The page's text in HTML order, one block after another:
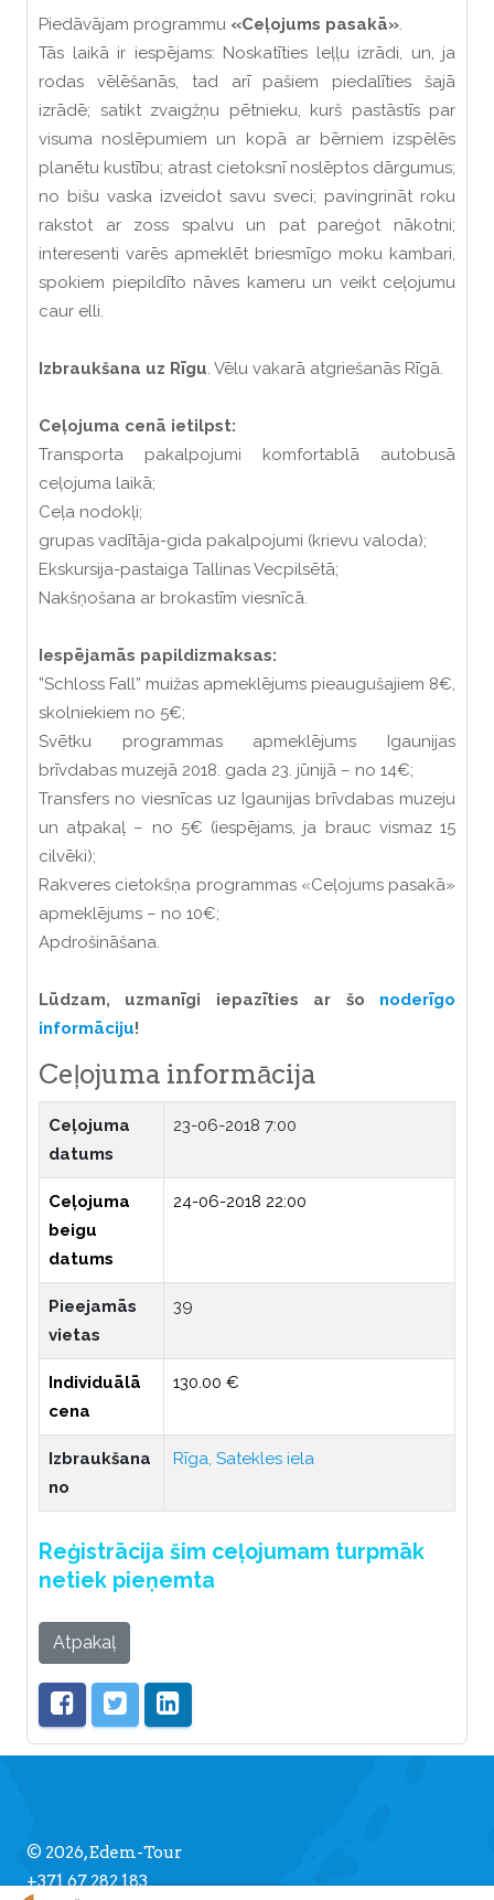
Piedāvājam programmu «Ceļojums pasakā».
Tās laikā ir iespējams: Noskatīties leļļu izrādi, un, ja
rodas vēlēšanās, tad arī pašiem piedalīties šajā
izrādē; satikt zvaigžņu pētnieku, kurš pastāstīs par
visuma noslēpumiem un kopā ar bērniem izspēlēs
planētu kustību; atrast cietoksnī noslēptos dārgumus;
no bišu vaska izveidot savu sveci; pavingrināt roku
rakstot ar zoss spalvu un pat pareģot nākotni;
interesenti varēs apmeklēt briesmīgo moku kambari,
spokiem piepildīto nāves kameru un veikt ceļojumu
caur elli.
Izbraukšana uz Rīgu. Vēlu vakarā atgriešanās Rīgā.
Ceļojuma cenā ietilpst:
Transporta pakalpojumi komfortablā autobusā
ceļojuma laikā;
Ceļa nodokļi;
grupas vadītāja-gida pakalpojumi (krievu valoda);
Ekskursija-pastaiga Tallinas Vecpilsētā;
Nakšņošana ar brokastīm viesnīcā.
Iespējamās papildizmaksas:
”Schloss Fall” muižas apmeklējums pieaugušajiem 8€,
skolniekiem no 5€;
Svētku programmas apmeklējums Igaunijas
brīvdabas muzejā 2018. gada 23. jūnijā – no 14€;
Transfers no viesnīcas uz Igaunijas brīvdabas muzeju
un atpakaļ – no 5€ (iespējams, ja brauc vismaz 15
cilvēki);
Rakveres cietokšņa programmas «Ceļojums pasakā»
apmeklējums – no 10€;
Apdrošināšana.
Lūdzam, uzmanīgi iepazīties ar šo noderīgo
informāciju!
Ceļojuma informācija
Ceļojuma
datums
23-06-2018 7:00
Ceļojuma
beigu
datums
24-06-2018 22:00
Pieejamās
vietas
39
Individuālā
cena
130.00 €
Izbraukšana
no
Rīga, Satekles iela
Reģistrācija šim ceļojumam turpmāk
netiek pieņemta
Atpakaļ
© 2026, Edem-Tour
+371 67 282 183